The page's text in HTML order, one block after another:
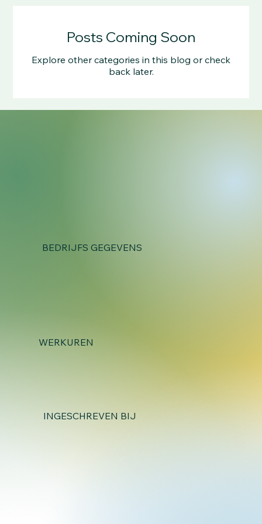
Posts Coming Soon
Explore other categories in this blog or check
back later.
BEDRIJFS GEGEVENS
WERKUREN
INGESCHREVEN BIJ